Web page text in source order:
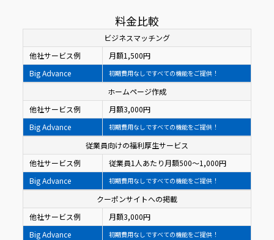
料金比較
ビジネスマッチング
他社サービス例
月額1,500円
Big Advance
初期費用なしですべての機能をご提供！
ホームページ作成
他社サービス例
月額3,000円
Big Advance
初期費用なしですべての機能をご提供！
従業員向けの福利厚生サービス
他社サービス例
従業員1人あたり月額500〜1,000円
Big Advance
初期費用なしですべての機能をご提供！
クーポンサイトへの掲載
他社サービス例
月額3,000円
Big Advance
初期費用なしですべての機能をご提供！